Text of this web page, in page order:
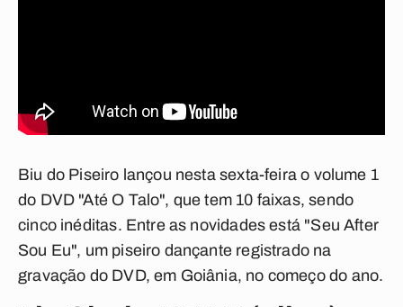
Biu do Piseiro lançou nesta sexta-feira o volume 1
do DVD "Até O Talo", que tem 10 faixas, sendo
cinco inéditas. Entre as novidades está "Seu After
Sou Eu", um piseiro dançante registrado na
gravação do DVD, em Goiânia, no começo do ano.